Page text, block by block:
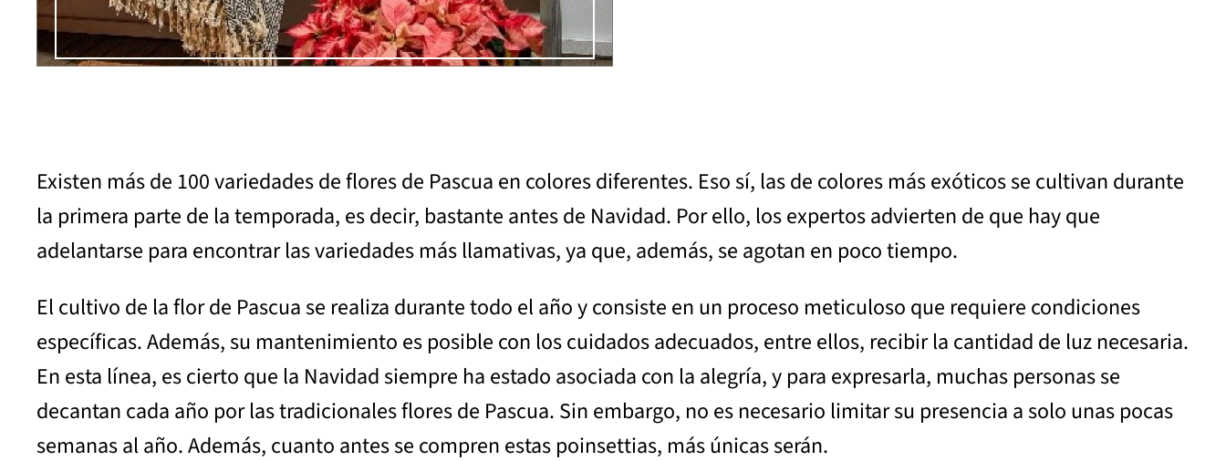
Existen más de 100 variedades de flores de Pascua en colores diferentes. Eso sí, las de colores más exóticos se cultivan durante
la primera parte de la temporada, es decir, bastante antes de Navidad. Por ello, los expertos advierten de que hay que
adelantarse para encontrar las variedades más llamativas, ya que, además, se agotan en poco tiempo.
El cultivo de la flor de Pascua se realiza durante todo el año y consiste en un proceso meticuloso que requiere condiciones
específicas. Además, su mantenimiento es posible con los cuidados adecuados, entre ellos, recibir la cantidad de luz necesaria.
En esta línea, es cierto que la Navidad siempre ha estado asociada con la alegría, y para expresarla, muchas personas se
decantan cada año por las tradicionales flores de Pascua. Sin embargo, no es necesario limitar su presencia a solo unas pocas
semanas al año. Además, cuanto antes se compren estas poinsettias, más únicas serán.